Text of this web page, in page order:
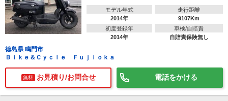
モデル年式
2014年
走行距離
9107Km
初度登録年
2014年
車検/自賠責
自賠責保険無し
徳島県 鳴門市
Ｂｉｋｅ＆Ｃｙｃｌｅ Ｆｕｊｉｏｋａ
無料 お見積り/お問合せ 電話をかける